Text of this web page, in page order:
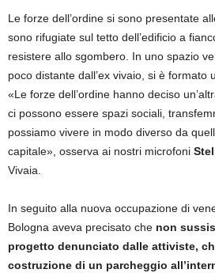
Le forze dell’ordine si sono presentate
sono rifugiate sul tetto dell’edificio a
resistere allo sgombero. In uno spazio
poco distante dall’ex vivaio, si è formato
«Le forze dell’ordine hanno deciso
ci possono essere spazi sociali,
possiamo vivere in modo diverso da
capitale», osserva ai nostri microfoni
Vivaia.
In seguito alla nuova occupazione di
Bologna aveva precisato che non
progetto denunciato dalle attiviste,
costruzione di un parcheggio